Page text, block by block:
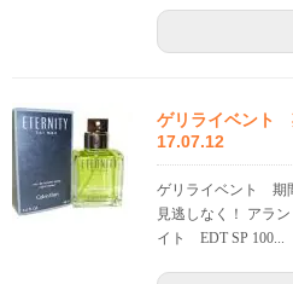
ゲリライベン
17.07.12
ゲリライベント 期
見逃しなく！ アラ
イト EDT SP 100...